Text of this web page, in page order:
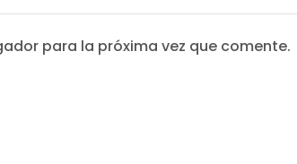
para la próxima vez que comente.